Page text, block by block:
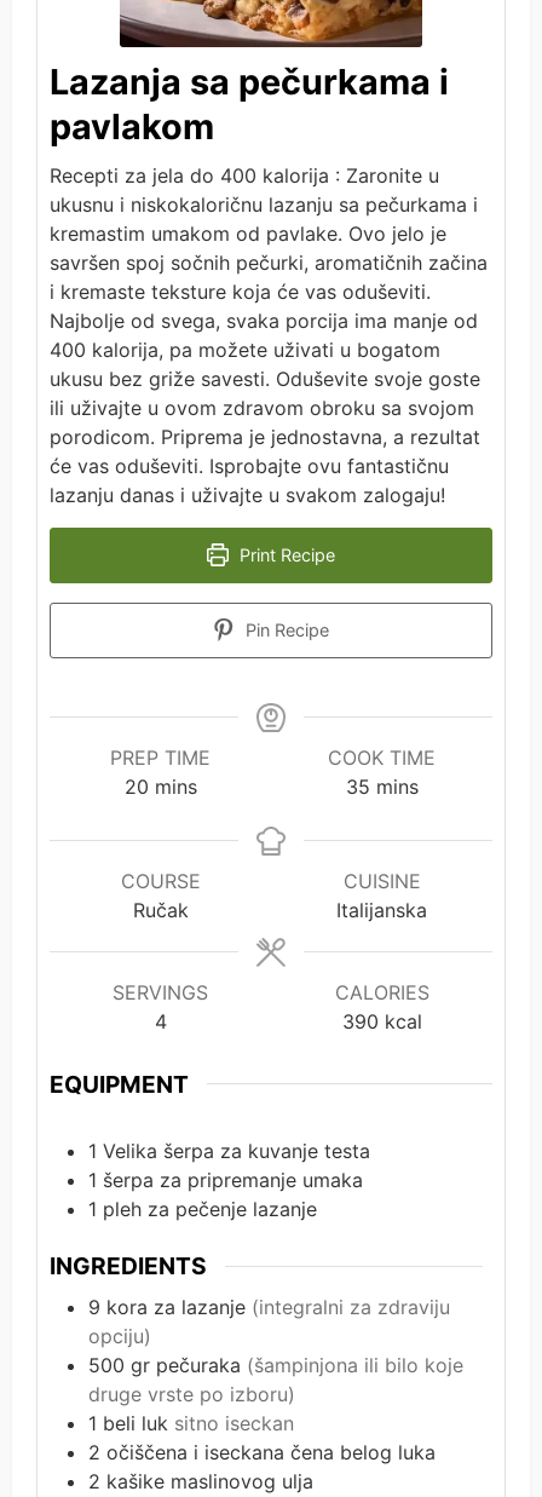
Lazanja sa pečurkama i
pavlakom
Recepti za jela do 400 kalorija : Zaronite u
ukusnu i niskokaloričnu lazanju sa pečurkama i
kremastim umakom od pavlake. Ovo jelo je
savršen spoj sočnih pečurki, aromatičnih začina
i kremaste teksture koja će vas oduševiti.
Najbolje od svega, svaka porcija ima manje od
400 kalorija, pa možete uživati u bogatom
ukusu bez griže savesti. Oduševite svoje goste
ili uživajte u ovom zdravom obroku sa svojom
porodicom. Priprema je jednostavna, a rezultat
će vas oduševiti. Isprobajte ovu fantastičnu
lazanju danas i uživajte u svakom zalogaju!
Print Recipe
Pin Recipe
PREP TIME
20minutes
mins
COOK TIME
35minutes
mins
COURSE
Ručak
CUISINE
Italijanska
SERVINGS
4
CALORIES
390 kcal
EQUIPMENT
1 Velika šerpa za kuvanje testa
1 šerpa za pripremanje umaka
1 pleh za pečenje lazanje
INGREDIENTS
9 kora za lazanje (integralni za zdraviju
opciju)
500 gr pečuraka (šampinjona ili bilo koje
druge vrste po izboru)
1 beli luk sitno iseckan
2 očiščena i iseckana čena belog luka
2 kašike maslinovog ulja